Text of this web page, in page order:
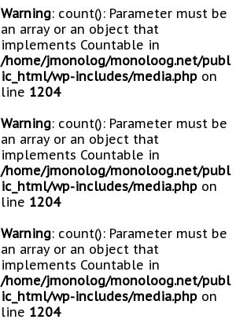
Warning: count(): Parameter must be
an array or an object that
implements Countable in
/home/jmonolog/monoloog.net/publ
ic_html/wp-includes/media.php on
line 1204
Warning: count(): Parameter must be
an array or an object that
implements Countable in
/home/jmonolog/monoloog.net/publ
ic_html/wp-includes/media.php on
line 1204
Warning: count(): Parameter must be
an array or an object that
implements Countable in
/home/jmonolog/monoloog.net/publ
ic_html/wp-includes/media.php on
line 1204